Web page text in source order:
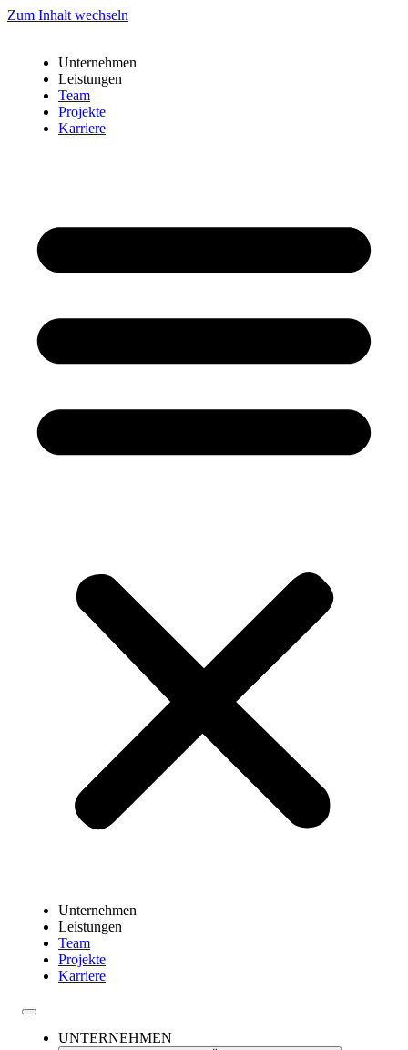
Zum Inhalt wechseln
Unternehmen
Leistungen
Team
Projekte
Karriere
Unternehmen
Leistungen
Team
Projekte
Karriere
UNTERNEHMEN